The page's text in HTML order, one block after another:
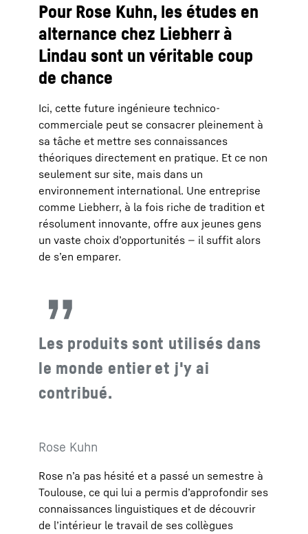
Pour Rose Kuhn, les études en
alternance chez Liebherr à
Lindau sont un véritable coup
de chance
Ici, cette future ingénieure technico-
commerciale peut se consacrer pleinement à
sa tâche et mettre ses connaissances
théoriques directement en pratique. Et ce non
seulement sur site, mais dans un
environnement international. Une entreprise
comme Liebherr, à la fois riche de tradition et
résolument innovante, offre aux jeunes gens
un vaste choix d’opportunités — il suffit alors
de s’en emparer.
Les produits sont utilisés dans
le monde entier et j'y ai
contribué.
Rose Kuhn
Rose n’a pas hésité et a passé un semestre à
Toulouse, ce qui lui a permis d’approfondir ses
connaissances linguistiques et de découvrir
de l’intérieur le travail de ses collègues